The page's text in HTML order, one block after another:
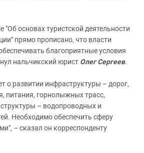
"Об основах туристской деятельности
прямо прописано, что власти
благоприятные условия
нальчикский юрист Олег Сергеев.
о развитии инфраструктуры – дорог,
питания, горнолыжных трасс,
– водопроводных и
Необходимо обеспечить сферу
– сказал он корреспонденту